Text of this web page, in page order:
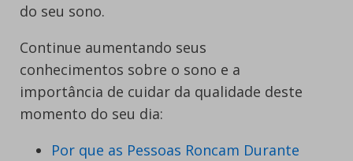
do seu sono.
Continue aumentando seus
conhecimentos sobre o sono e a
importância de cuidar da qualidade deste
momento do seu dia:
Por que as Pessoas Roncam Durante